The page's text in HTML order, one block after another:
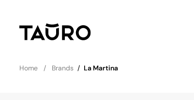
Home Brands / La Martina